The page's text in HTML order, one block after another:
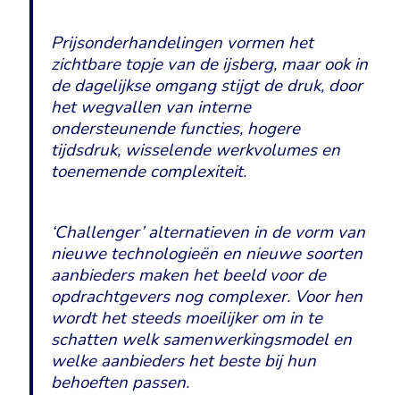
Prijsonderhandelingen vormen het
zichtbare topje van de ijsberg, maar ook in
de dagelijkse omgang stijgt de druk, door
het wegvallen van interne
ondersteunende functies, hogere
tijdsdruk, wisselende werkvolumes en
toenemende complexiteit.
‘Challenger’ alternatieven in de vorm van
nieuwe technologieën en nieuwe soorten
aanbieders maken het beeld voor de
opdrachtgevers nog complexer. Voor hen
wordt het steeds moeilijker om in te
schatten welk samenwerkingsmodel en
welke aanbieders het beste bij hun
behoeften passen.